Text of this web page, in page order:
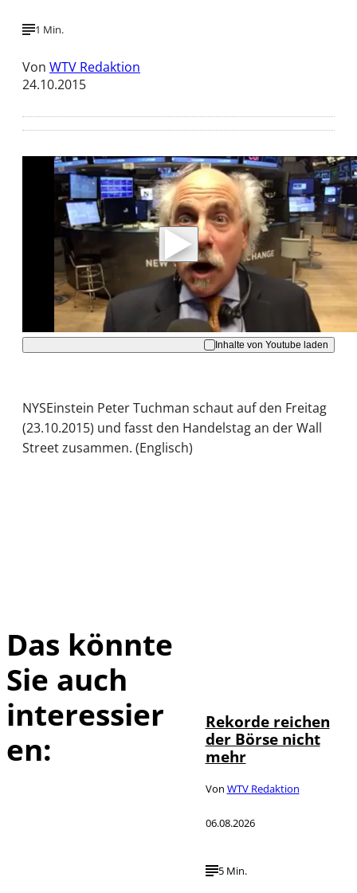
1 Min.
Von WTV Redaktion
24.10.2015
Mit der Wiedergabe dieses Videos werden
Daten an Youtube übertragen.
Hinweise dazu erhalten Sie in derDatenschutzerklärung.
Akzeptieren
Inhalte von Youtube laden
NYSEinstein Peter Tuchman schaut auf den Freitag
(23.10.2015) und fasst den Handelstag an der Wall
Street zusammen. (Englisch)
Das könnte
Sie auch
interessier
en:
Rekorde reichen
der Börse nicht
mehr
Von WTV Redaktion
06.08.2026
5 Min.